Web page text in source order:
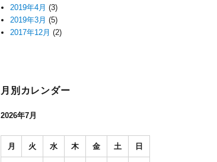
2019年4月 (3)
2019年3月 (5)
2017年12月 (2)
月別カレンダー
2026年7月
月 火 水 木 金 土 日